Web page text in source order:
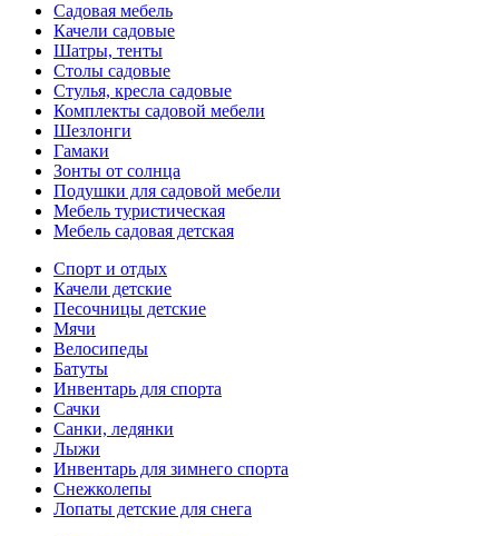
Садовая мебель
Качели садовые
Шатры, тенты
Столы садовые
Стулья, кресла садовые
Комплекты садовой мебели
Шезлонги
Гамаки
Зонты от солнца
Подушки для садовой мебели
Мебель туристическая
Мебель садовая детская
Спорт и отдых
Качели детские
Песочницы детские
Мячи
Велосипеды
Батуты
Инвентарь для спорта
Сачки
Санки, ледянки
Лыжи
Инвентарь для зимнего спорта
Снежколепы
Лопаты детские для снега